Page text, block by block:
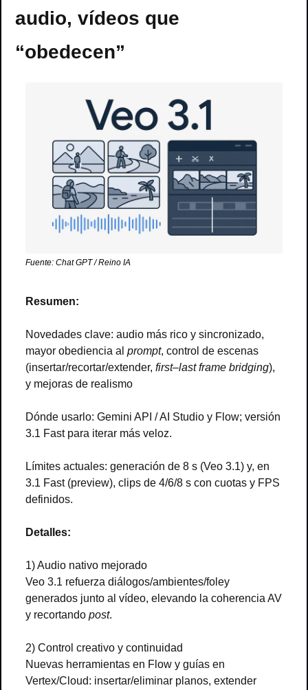
audio, vídeos que
“obedecen”
Fuente: Chat GPT / Reino IA
Resumen:
Novedades clave: audio más rico y sincronizado,
mayor obediencia al prompt, control de escenas
(insertar/recortar/extender, first–last frame bridging),
y mejoras de realismo
Dónde usarlo: Gemini API / AI Studio y Flow; versión
3.1 Fast para iterar más veloz.
Límites actuales: generación de 8 s (Veo 3.1) y, en
3.1 Fast (preview), clips de 4/6/8 s con cuotas y FPS
definidos.
Detalles:
1) Audio nativo mejorado
Veo 3.1 refuerza diálogos/ambientes/foley
generados junto al vídeo, elevando la coherencia AV
y recortando post.
2) Control creativo y continuidad
Nuevas herramientas en Flow y guías en
Vertex/Cloud: insertar/eliminar planos, extender